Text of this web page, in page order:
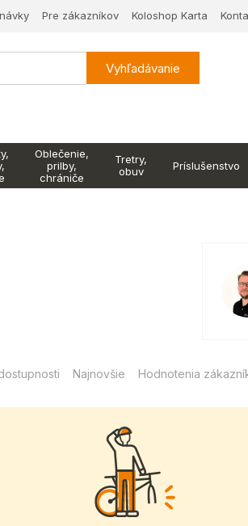
Pre zákazníkov Koloshop Karta
Vyhľadávanie
Oblečenie,
prilby,
chrániče
Tretry,
obuv
Príslušenstvo
Najnovšie Hodnotenia